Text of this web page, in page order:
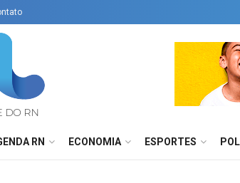
RN ECONOMIA ESPORTES